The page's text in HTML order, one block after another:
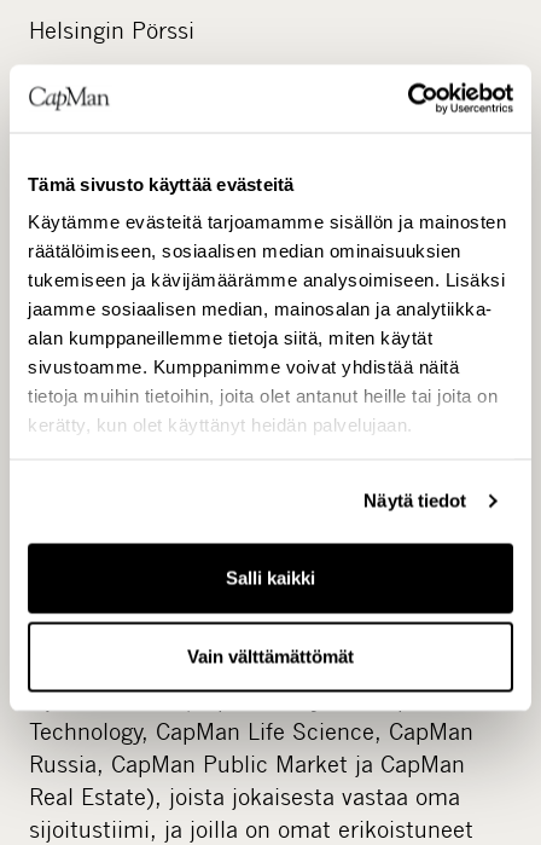
Tämä sivusto käyttää evästeitä
Käytämme evästeitä tarjoamamme sisällön ja mainosten
räätälöimiseen, sosiaalisen median ominaisuuksien
tukemiseen ja kävijämäärämme analysoimiseen. Lisäksi
jaamme sosiaalisen median, mainosalan ja analytiikka-
alan kumppaneillemme tietoja siitä, miten käytät
sivustoamme. Kumppanimme voivat yhdistää näitä
tietoja muihin tietoihin, joita olet antanut heille tai joita on
kerätty, kun olet käyttänyt heidän palvelujaan.
Näytä tiedot
Salli kaikki
Vain välttämättömät
Helsingin Pörssi
www.capman.com
CapMan www.capman.com
vaihtoehtoisen sijoitusluokan
pääomia pohjoismaisissa
pääomarahastoissaan. Yhtiöllä on kuusi
sijoitusaluetta (CapMan Buyout, CapMan
Technology, CapMan Life Science, CapMan
Russia, CapMan Public Market ja CapMan
Real Estate), joista jokaisesta vastaa oma
sijoitustiimi, ja joilla on omat erikoistuneet